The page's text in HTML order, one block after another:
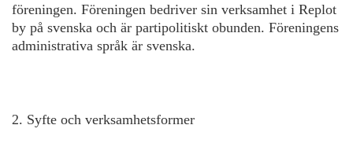
föreningen. Föreningen bedriver sin verksamhet i Replot
by på svenska och är partipolitiskt obunden. Föreningens
administrativa språk är svenska.
2. Syfte och verksamhetsformer